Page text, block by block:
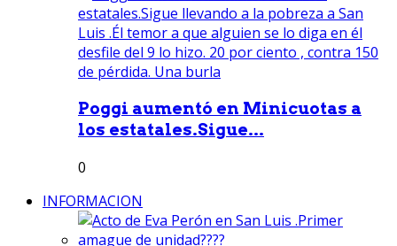
Poggi aumentó en Minicuotas a
los estatales.Sigue...
0
INFORMACION